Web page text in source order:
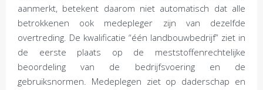
aanmerkt, betekent daarom niet automatisch dat alle
betrokkenen ook medepleger zijn van dezelfde
overtreding. De kwalificatie “één landbouwbedrijf” ziet in
de eerste plaats op de meststoffenrechtelijke
beoordeling van de bedrijfsvoering en de
gebruiksnormen. Medeplegen ziet op daderschap en